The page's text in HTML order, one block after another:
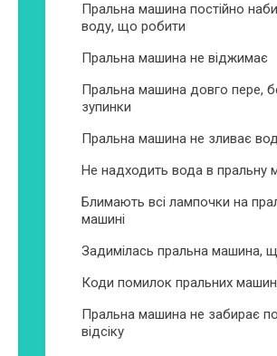
Пральна машина постійно
воду, що робити
Пральна машина не віджимає
Пральна машина довго пере,
зупинки
Пральна машина не зливає
Не надходить вода в пральну
Блимають всі лампочки на
машині
Задимілась пральна машина,
Коди помилок пральних
Пральна машина не забирає
відсіку